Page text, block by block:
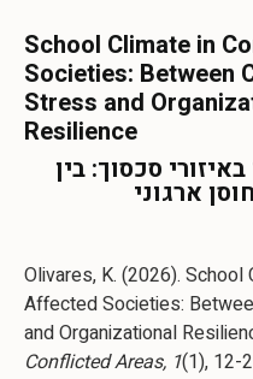
School Climate in
Societies: Between
Stress and
Resilience
סכסוך: בין
ארגוני
Olivares, K. (2026). School
Affected Societies:
and Organizational
Conflicted Areas, 1(1), 12-